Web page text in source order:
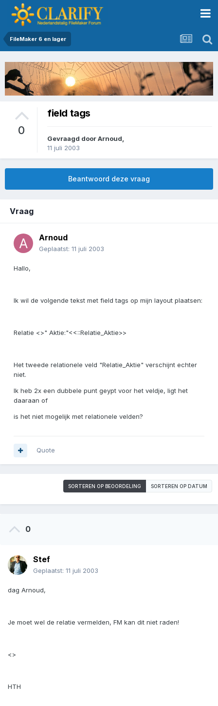
FileMaker 6 en lager
0
field tags
Gevraagd doorArnoud
11 juli 2003
Beantwoord deze vraag
Vraag
Arnoud
Geplaatst: 11 juli 2003
Hallo,
Ik wil de volgende tekst met field tags op mijn layout plaatsen:
Relatie <>" Aktie:"<<::Relatie_Aktie>>
Het tweede relationele veld "Relatie_Aktie" verschijnt echter
niet.
Ik heb 2x een dubbele punt geypt voor het veldje, ligt het
daaraan of
is het niet mogelijk met relationele velden?
Quote
SORTEREN OP BEOORDELING SORTEREN OP DATUM
0
Stef
Geplaatst: 11 juli 2003
dag Arnoud,
Je moet wel de relatie vermelden, FM kan dit niet raden!
<>
HTH